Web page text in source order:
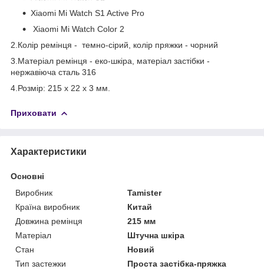
Xiaomi Mi Watch S1 Active Pro
​​​ Xiaomi Mi Watch Color 2
2.Колір ремінця - темно-сірий, колір пряжки - чорний
3.Матеріал ремінця - еко-шкіра, матеріал застібки -
нержавіюча сталь 316
4.Розмір: 215 x 22 x 3 мм.
Приховати
Характеристики
Основні
Виробник
Tamister
Країна виробник
Китай
Довжина ремінця
215 мм
Матеріал
Штучна шкіра
Стан
Новий
Тип застежки
Проста застібка-пряжка